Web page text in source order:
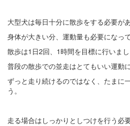
大型犬は毎日十分に散歩をする必要が
身体が大きい分、運動量も必要になっ
散歩は1日2回、1時間を目標に行いまし
普段の散歩での並走はとてもいい運動
ずっと走り続けるのではなく、たまに
う。
走る場合はしっかりとしつけを行う必